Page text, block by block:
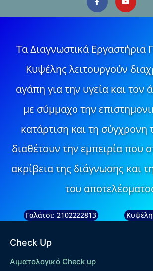
Τα Διαγνωστικά Εργαστήρια
Κυψέλης λειτουργούν
αγάπη για την υγεία και τον
με σύμμαχο την
κατάρτιση και τη σύγχρονη
διαθέτουν την εμπειρία που
ακρίβεια της διάγνωσης και
του
Γαλάτσι: 2102222813
Check Up
Αιματολογικό Check up